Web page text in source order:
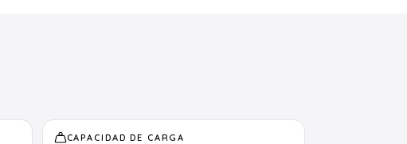
CAPACIDAD DE CARGA